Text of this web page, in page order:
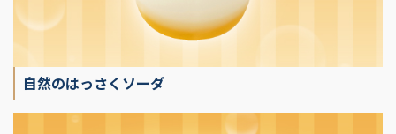
自然のはっさくソーダ